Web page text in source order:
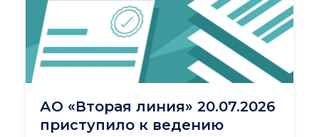
АО «Вторая линия» 20.07.2026
приступило к ведению